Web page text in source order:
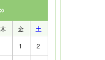
»
木 金
土
1
2